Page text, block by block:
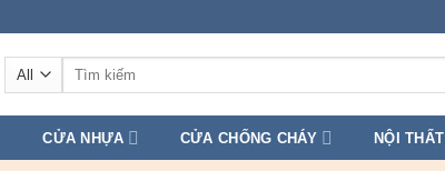
Tìm
CỬA NHỰA CỬA CHỐNG CHÁY NỘI THẤT